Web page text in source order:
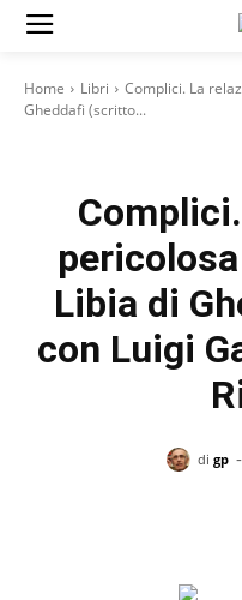
Home Libri
Complici. La
Gheddafi (scritto...
Libia di
con Luigi
di gp -